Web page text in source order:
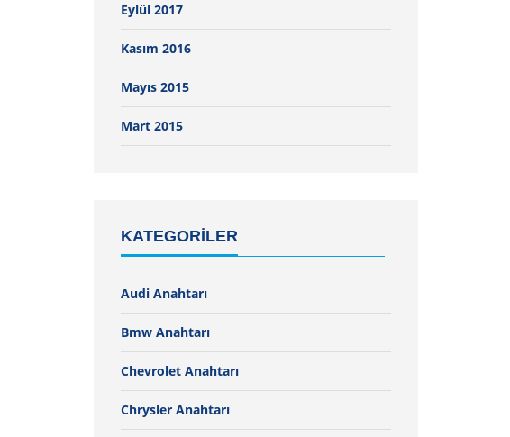
Eylül 2017
Kasım 2016
Mayıs 2015
Mart 2015
KATEGORILER
Audi Anahtarı
Bmw Anahtarı
Chevrolet Anahtarı
Chrysler Anahtarı